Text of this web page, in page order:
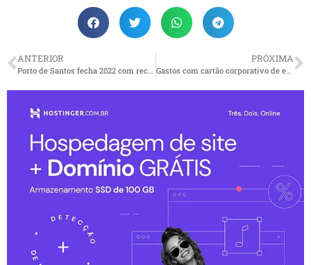
ANTERIOR PRÓXIMA
Gastos com cartão corporativo de ex-presidentes são liberados